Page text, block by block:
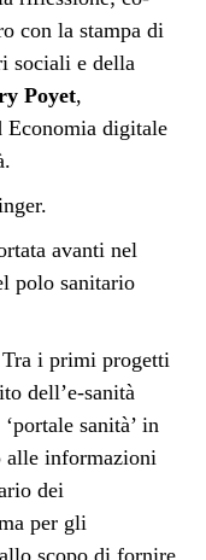
con la stampa di
sociali e della
Poyet,
Economia digitale
avanti nel
polo sanitario
Tra i primi progetti
dell’e-sanità
sanità’ in
alle informazioni
dei
per gli